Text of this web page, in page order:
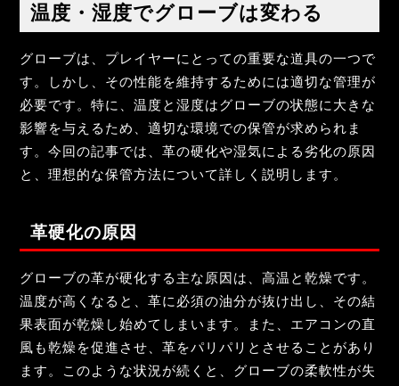
温度・湿度でグローブは変わる
グローブは、プレイヤーにとっての重要な道具の一つで
す。しかし、その性能を維持するためには適切な管理が
必要です。特に、温度と湿度はグローブの状態に大きな
影響を与えるため、適切な環境での保管が求められま
す。今回の記事では、革の硬化や湿気による劣化の原因
と、理想的な保管方法について詳しく説明します。
革硬化の原因
グローブの革が硬化する主な原因は、高温と乾燥です。
温度が高くなると、革に必須の油分が抜け出し、その結
果表面が乾燥し始めてしまいます。また、エアコンの直
風も乾燥を促進させ、革をパリパリとさせることがあり
ます。このような状況が続くと、グローブの柔軟性が失